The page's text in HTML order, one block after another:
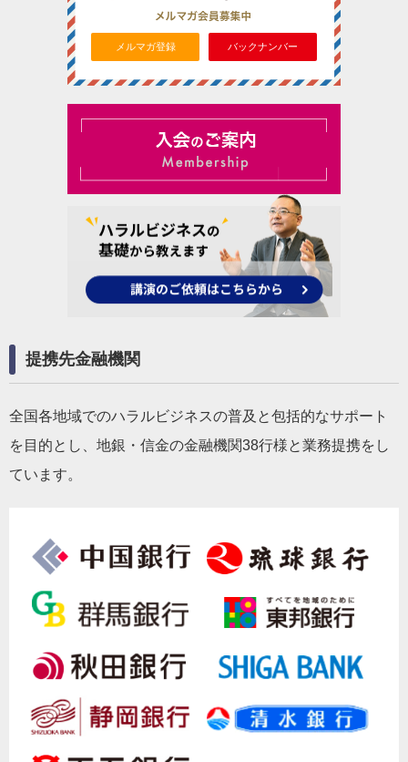
メルマガ登録 バックナンバー
提携先金融機関
全国各地域でのハラルビジネスの普及と包括的なサポート
を目的とし、地銀・信金の金融機関38行様と業務提携をし
ています。